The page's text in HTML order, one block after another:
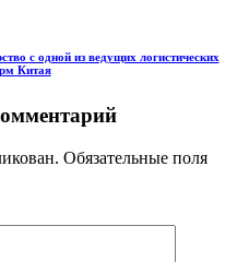
с одной из ведущих логистических
Китая
Обязательные поля